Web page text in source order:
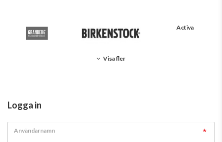
Activa
Visa fler
Logga in
Användarnamn